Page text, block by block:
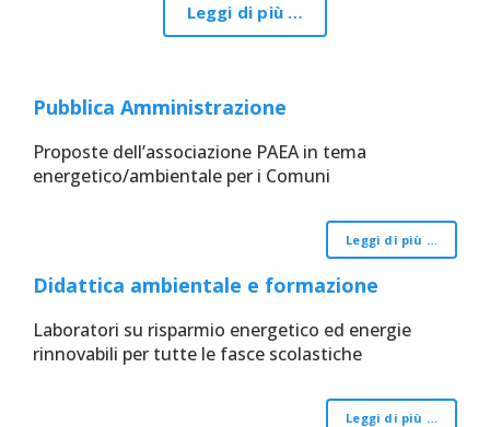
Leggi di più …
Pubblica Amministrazione
Proposte dell’associazione PAEA in tema
energetico/ambientale per i Comuni
Leggi di più …
Didattica ambientale e formazione
Laboratori su risparmio energetico ed energie
rinnovabili per tutte le fasce scolastiche
Leggi di più …